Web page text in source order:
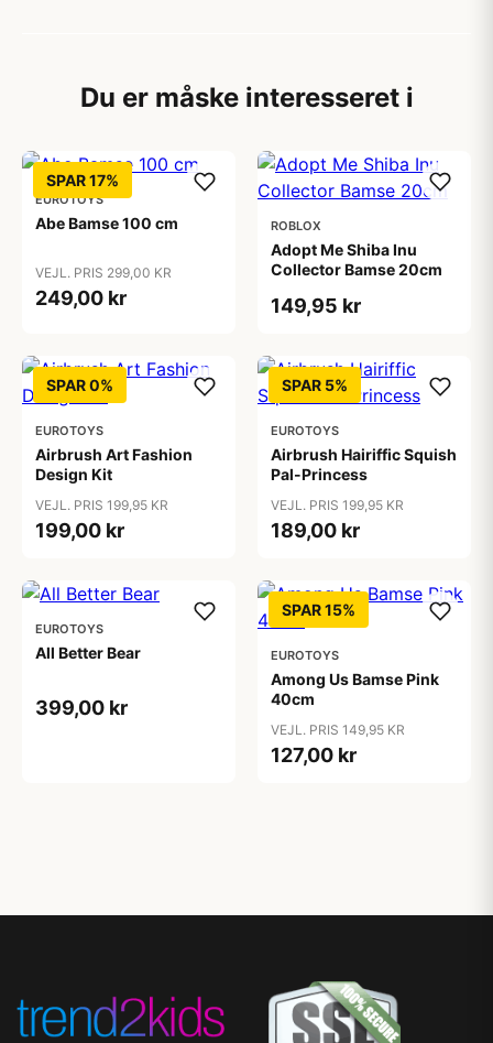
Du er måske interesseret i
SPAR 17%
EUROTOYS
Abe Bamse 100 cm
VEJL. PRIS 299,00 KR
249,00 kr
ROBLOX
Adopt Me Shiba Inu
Collector Bamse 20cm
149,95 kr
SPAR 0%
EUROTOYS
Airbrush Art Fashion
Design Kit
VEJL. PRIS 199,95 KR
199,00 kr
SPAR 5%
EUROTOYS
Airbrush Hairiffic Squish
Pal-Princess
VEJL. PRIS 199,95 KR
189,00 kr
EUROTOYS
All Better Bear
399,00 kr
SPAR 15%
EUROTOYS
Among Us Bamse Pink
40cm
VEJL. PRIS 149,95 KR
127,00 kr